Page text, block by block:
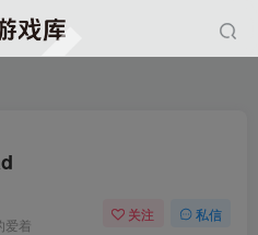
爱着
关注 私信